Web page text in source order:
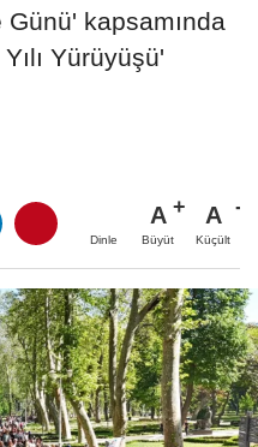
Günü' kapsamında
Yürüyüşü'
Dinle
A
Büyüt
A
Küçült